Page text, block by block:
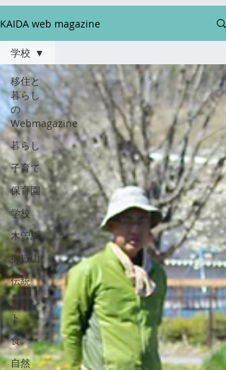
KAIDA web magazine
移住と
暮らし
の
Webmagazine
暮らし
子育て
保育園
学校
木曽馬
御嶽山
伝統
イベン
ト
食
自然
学校